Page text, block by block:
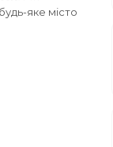
яке місто